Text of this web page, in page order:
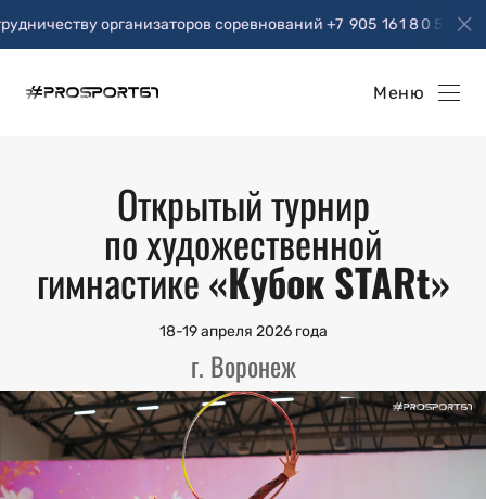
организаторов соревнований +7 905 16 1 8 0 55
Меню
Открытый турнир
по художественной
гимнастике«Кубок STARt»
18-19 апреля 2026 года
г. Воронеж